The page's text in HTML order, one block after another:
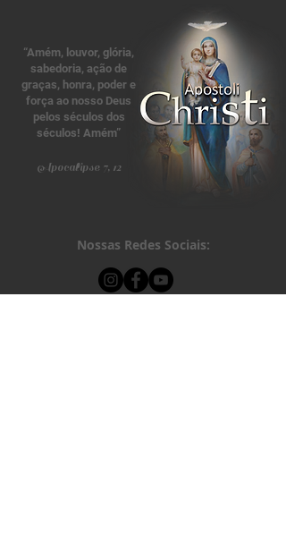
“Amém, louvor, glória,
sabedoria, ação de
graças, honra, poder e
força ao nosso Deus
pelos séculos dos
séculos! Amém”
Apocalipse 7, 12
Nossas Redes Sociais: